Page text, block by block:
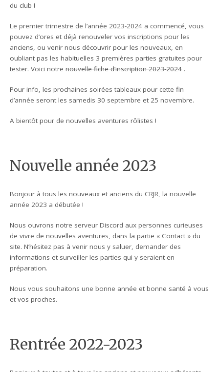
du club !
Le premier trimestre de l’année 2023-2024 a commencé, vous
pouvez d’ores et déjà renouveler vos inscriptions pour les
anciens, ou venir nous découvrir pour les nouveaux, en
oubliant pas les habituelles 3 premières parties gratuites pour
tester. Voici notrenouvelle fiche d’inscription 2023-2024.
Pour info, les prochaines soirées tableaux pour cette fin
d’année seront les samedis 30 septembre et 25 novembre.
A bientôt pour de nouvelles aventures rôlistes !
Nouvelle année 2023
Bonjour à tous les nouveaux et anciens du CRJR, la nouvelle
année 2023 a débutée !
Nous ouvrons notre serveur Discord aux personnes curieuses
de vivre de nouvelles aventures, dans la partie « Contact » du
site. N’hésitez pas à venir nous y saluer, demander des
informations et surveiller les parties qui y seraient en
préparation.
Nous vous souhaitons une bonne année et bonne santé à vous
et vos proches.
Rentrée 2022-2023